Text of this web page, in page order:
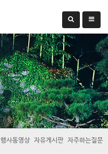
행사동영상 자유게시판 자주하는질문